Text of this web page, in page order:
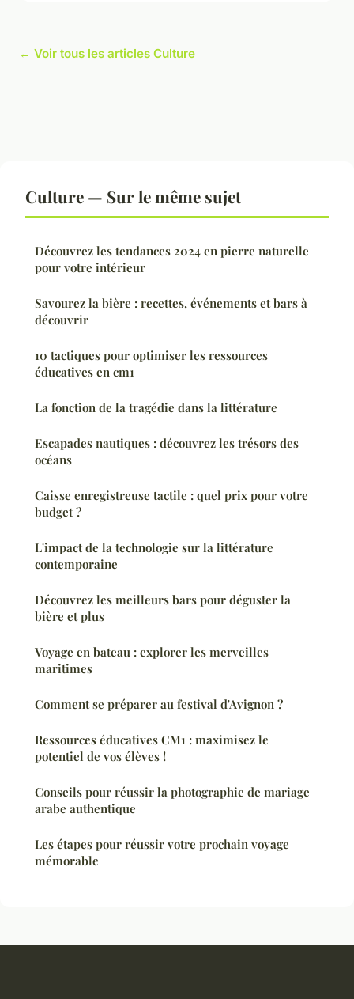
← Voir tous les articles Culture
Culture — Sur le même sujet
Découvrez les tendances 2024 en pierre naturelle
pour votre intérieur
Savourez la bière : recettes, événements et bars à
découvrir
10 tactiques pour optimiser les ressources
éducatives en cm1
La fonction de la tragédie dans la littérature
Escapades nautiques : découvrez les trésors des
océans
Caisse enregistreuse tactile : quel prix pour votre
budget ?
L'impact de la technologie sur la littérature
contemporaine
Découvrez les meilleurs bars pour déguster la
bière et plus
Voyage en bateau : explorer les merveilles
maritimes
Comment se préparer au festival d'Avignon ?
Ressources éducatives CM1 : maximisez le
potentiel de vos élèves !
Conseils pour réussir la photographie de mariage
arabe authentique
Les étapes pour réussir votre prochain voyage
mémorable